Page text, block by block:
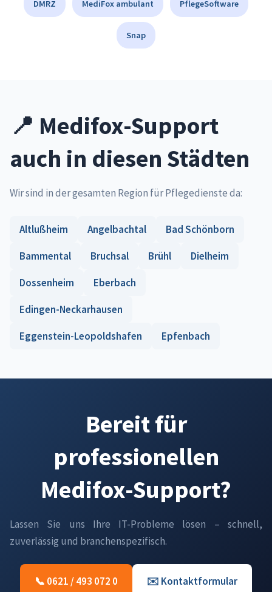
DMRZ MediFox ambulant PflegeSoftware
Snap
📍 Medifox-Support
auch in diesen Städten
Wir sind in der gesamten Region für Pflegedienste da:
Altlußheim Angelbachtal
Bad Schönborn
Bammental
Bruchsal Brühl
Dielheim
Dossenheim
Eberbach
Edingen-Neckarhausen
Eggenstein-Leopoldshafen
Epfenbach
Bereit für
professionellen
Medifox-Support?
Lassen Sie uns Ihre IT-Probleme lösen – schnell,
zuverlässig und branchenspezifisch.
📞 0621 / 493 072 0 ✉️ Kontaktformular